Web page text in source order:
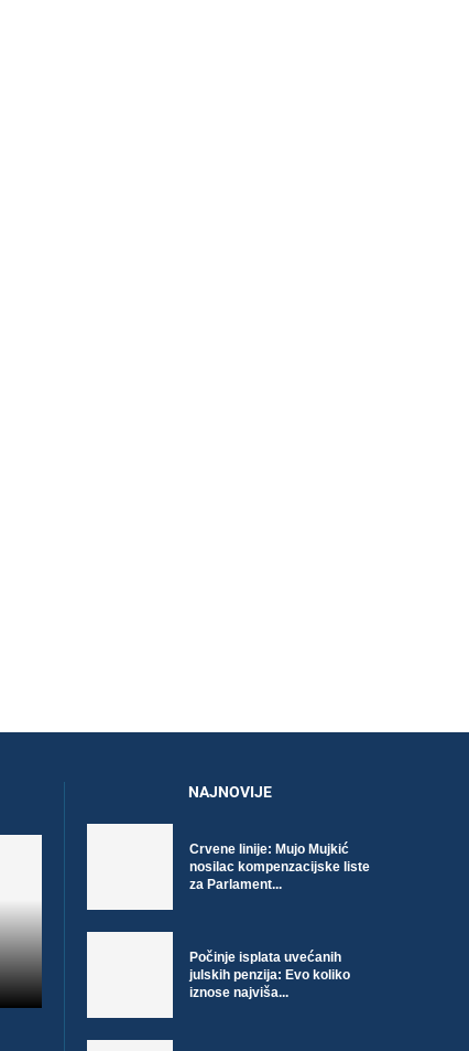
NAJNOVIJE
Crvene linije: Mujo Mujkić
nosilac kompenzacijske liste
za Parlament...
Počinje isplata uvećanih
julskih penzija: Evo koliko
iznose najviša...